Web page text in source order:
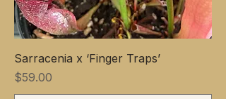
Sarracenia x ‘Finger Traps’
価格
$59.00